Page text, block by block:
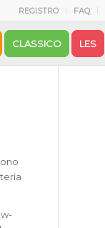
REGISTRO FAQ
CLASSICO LES